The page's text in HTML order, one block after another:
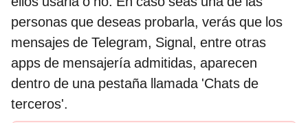
personas que deseas probarla, verás que los
mensajes de Telegram, Signal, entre otras
apps de mensajería admitidas, aparecen
dentro de una pestaña llamada 'Chats de
terceros'.